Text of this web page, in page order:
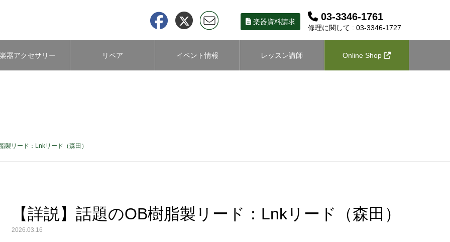
楽器資料請求 03-3346-1761
修理に関して : 03-3346-1727
楽器アクセサリー リペア イベント情報 レッスン講師 Online Shop
製リード：Lnkリード（森田）
【詳説】話題のOB樹脂製リード：Lnkリード（森田）
2026.03.16